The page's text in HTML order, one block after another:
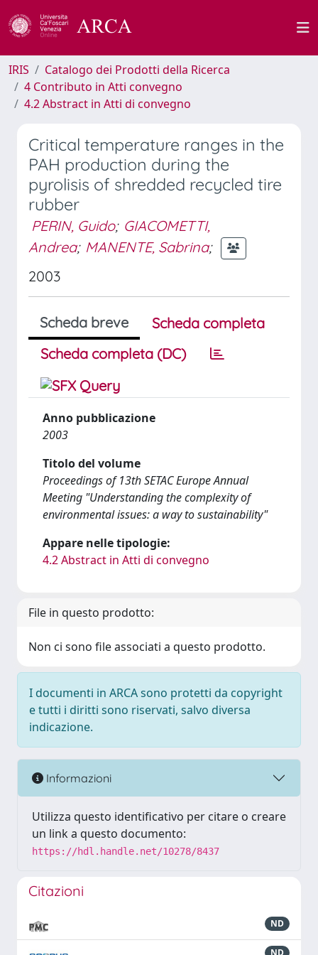
IRIS
Catalogo dei Prodotti della Ricerca
4 Contributo in Atti convegno
4.2 Abstract in Atti di convegno
Critical temperature ranges in the
PAH production during the
pyrolisis of shredded recycled tire
rubber
PERIN, Guido; GIACOMETTI,
Andrea; MANENTE, Sabrina;
2003
Scheda breve
Scheda completa
Scheda completa (DC)
Anno pubblicazione
2003
Titolo del volume
Proceedings of 13th SETAC Europe Annual
Meeting "Understanding the complexity of
environmental issues: a way to sustainability"
Appare nelle tipologie:
4.2 Abstract in Atti di convegno
File in questo prodotto:
Non ci sono file associati a questo prodotto.
I documenti in ARCA sono protetti da copyright
e tutti i diritti sono riservati, salvo diversa
indicazione.
Informazioni
Utilizza questo identificativo per citare o creare
un link a questo documento:
https://hdl.handle.net/10278/8437
Citazioni
ND